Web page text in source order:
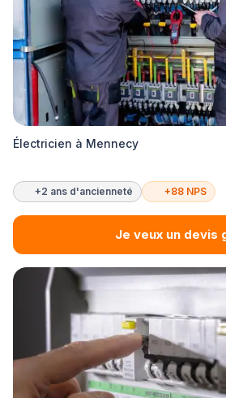
Électricien à Mennecy
+2 ans d'ancienneté +88 NPS
Je veux un devis